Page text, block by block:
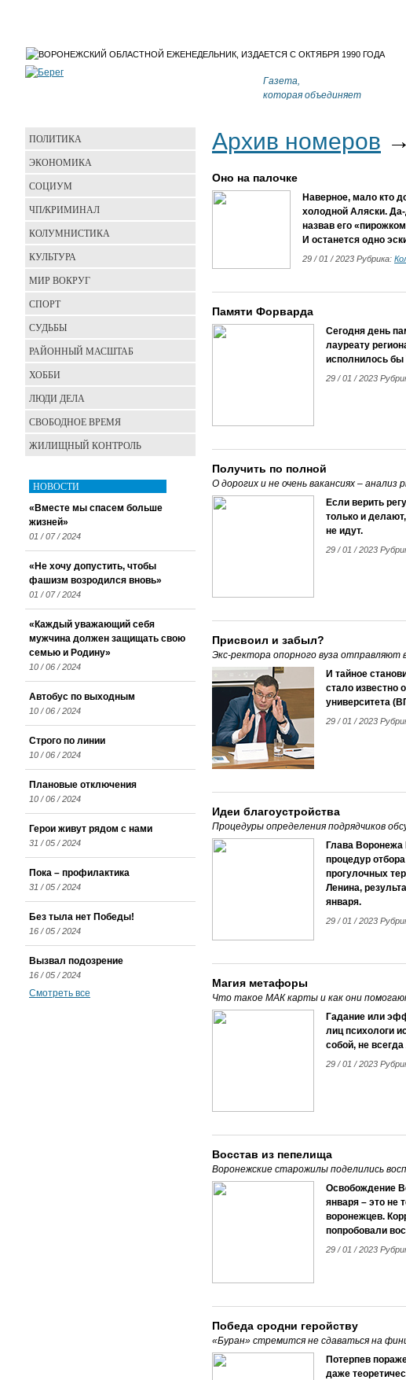
Газета,
которая объединяет
Архив номеров →
Оно на палочке
Наверное, мало кто
холодной Аляски.
назвав его
И останется одно
29 / 01 / 2023 Рубрика:
Памяти Форварда
Сегодня день
лауреату
исполнилось бы
29 / 01 / 2023
Получить по полной
О дорогих и не очень вакансиях –
Если верить
только и
не идут.
29 / 01 / 2023
Присвоил и забыл?
Экс-ректора опорного вуза отправляют
И тайное
стало известно
университета
29 / 01 / 2023
Идеи благоустройства
Процедуры определения подрядчиков
Глава
процедур
прогулочных
Ленина,
января.
29 / 01 / 2023
Магия метафоры
Что такое МАК карты и как они
Гадание или
лиц психологи
собой, не
29 / 01 / 2023
Восстав из пепелища
Воронежские старожилы поделились
Освобождение
января – это не
воронежцев.
попробовали
29 / 01 / 2023
Победа сродни геройству
«Буран» стремится не сдаваться на
Потерпев
даже
ПОЛИТИКА
ЭКОНОМИКА
СОЦИУМ
ЧП/КРИМИНАЛ
КОЛУМНИСТИКА
КУЛЬТУРА
МИР ВОКРУГ
СПОРТ
СУДЬБЫ
РАЙОННЫЙ МАСШТАБ
ХОББИ
ЛЮДИ ДЕЛА
СВОБОДНОЕ ВРЕМЯ
ЖИЛИЩНЫЙ КОНТРОЛЬ
НОВОСТИ
«Вместе мы спасем больше
жизней»
01 / 07 / 2024
«Не хочу допустить, чтобы
фашизм возродился вновь»
01 / 07 / 2024
«Каждый уважающий себя
мужчина должен защищать свою
семью и Родину»
10 / 06 / 2024
Автобус по выходным
10 / 06 / 2024
Строго по линии
10 / 06 / 2024
Плановые отключения
10 / 06 / 2024
Герои живут рядом с нами
31 / 05 / 2024
Пока – профилактика
31 / 05 / 2024
Без тыла нет Победы!
16 / 05 / 2024
Вызвал подозрение
16 / 05 / 2024
Смотреть все